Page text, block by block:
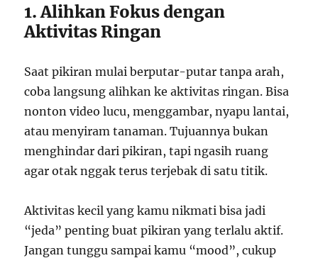
1. Alihkan Fokus dengan
Aktivitas Ringan
Saat pikiran mulai berputar-putar tanpa arah,
coba langsung alihkan ke aktivitas ringan. Bisa
nonton video lucu, menggambar, nyapu lantai,
atau menyiram tanaman. Tujuannya bukan
menghindar dari pikiran, tapi ngasih ruang
agar otak nggak terus terjebak di satu titik.
Aktivitas kecil yang kamu nikmati bisa jadi
“jeda” penting buat pikiran yang terlalu aktif.
Jangan tunggu sampai kamu “mood”, cukup